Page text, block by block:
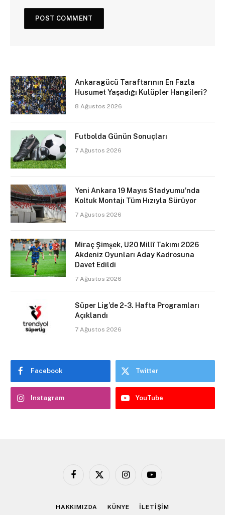
Ankaragücü Taraftarının En Fazla
Husumet Yaşadığı Kulüpler Hangileri?
8 Ağustos 2026
Futbolda Günün Sonuçları
7 Ağustos 2026
Yeni Ankara 19 Mayıs Stadyumu’nda
Koltuk Montajı Tüm Hızıyla Sürüyor
7 Ağustos 2026
Miraç Şimşek, U20 Millî Takımı 2026
Akdeniz Oyunları Aday Kadrosuna
Davet Edildi
7 Ağustos 2026
Süper Lig’de 2-3. Hafta Programları
Açıklandı
7 Ağustos 2026
Facebook Twitter
Instagram YouTube
Facebook
X
InstagramYouTube
HAKKIMIZDA KÜNYE İLETİŞİM